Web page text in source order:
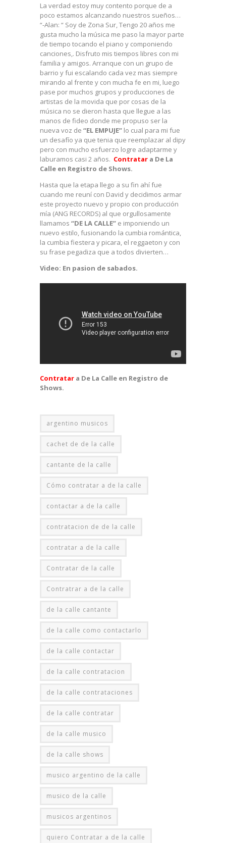
La verdad estoy muy contento porque de a
poco estamos alcanzando nuestros sueños…
“-Alan: “ Soy de Zona Sur, Tengo 20 años me
gusta mucho la música me paso la mayor parte
de tiempo tocando el piano y componiendo
canciones,. Disfruto mis tiempos libres con mi
familia y amigos. Arranque con un grupo de
barrio y fui escalando cada vez mas siempre
mirando al frente y con mucha fe en mi, luego
pase por muchos grupos y producciones de
artistas de la movida que por cosas de la
música no se dieron hasta que llegue a las
manos de fideo donde me propuso ser la
nueva voz de “EL EMPUJE” lo cual para mi fue
un desafío ya que tenia que reemplazar al dipy
pero con mucho esfuerzo logre adaptarme y
laburamos casi 2 años. Contratar a De La
Calle en Registro de Shows.
Hasta que la etapa llego a su fin ahí fue
cuando me reuní con David y decidimos armar
este proyecto nuevo y propio con producción
mía (ANG RECORDS) al que orgullosamente
llamamos “DE LA CALLE” e imponiendo un
nuevo estilo, fusionando la cumbia romántica,
la cumbia fiestera y picara, el reggaeton y con
su frase pegadiza que a todos divierten…
Video: En pasion de sabados.
Contratar a De La Calle en Registro de
Shows.
argentino musicos
cachet de de la calle
cantante de la calle
Cómo contratar a de la calle
contactar a de la calle
contratacion de de la calle
contratar a de la calle
Contratar de la calle
Contratrar a de la calle
de la calle cantante
de la calle como contactarlo
de la calle contactar
de la calle contratacion
de la calle contrataciones
de la calle contratar
de la calle musico
de la calle shows
musico argentino de la calle
musico de la calle
musicos argentinos
quiero Contratar a de la calle